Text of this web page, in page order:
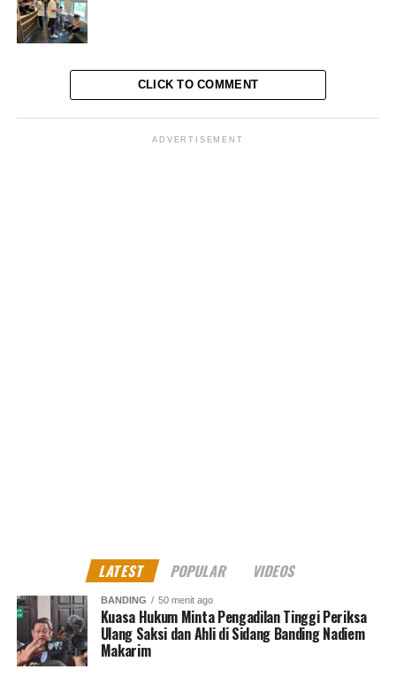
MES Dono
North Jakarta Journalist
CLICK TO COMMENT
ADVERTISEMENT
LATEST POPULAR VIDEOS
BANDING 50 menit ago
Kuasa Hukum Minta Pengadilan Tinggi Periksa
Ulang Saksi dan Ahli di Sidang Banding Nadiem
Makarim